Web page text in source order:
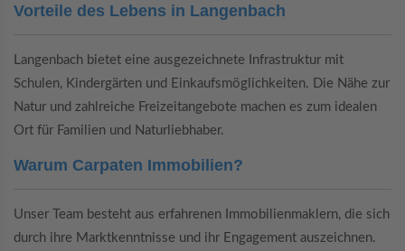
Vorteile des Lebens in Langenbach
Langenbach bietet eine ausgezeichnete Infrastruktur mit
Schulen, Kindergärten und Einkaufsmöglichkeiten. Die Nähe zur
Natur und zahlreiche Freizeitangebote machen es zum idealen
Ort für Familien und Naturliebhaber.
Warum Carpaten Immobilien?
Unser Team besteht aus erfahrenen Immobilienmaklern, die sich
durch ihre Marktkenntnisse und ihr Engagement auszeichnen.